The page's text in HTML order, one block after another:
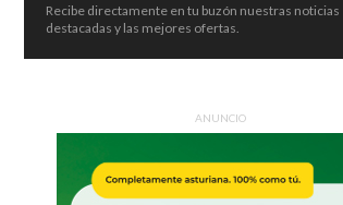
Recibe directamente en tu buzón nuestras noticias
destacadas y las mejores ofertas.
ANUNCIO